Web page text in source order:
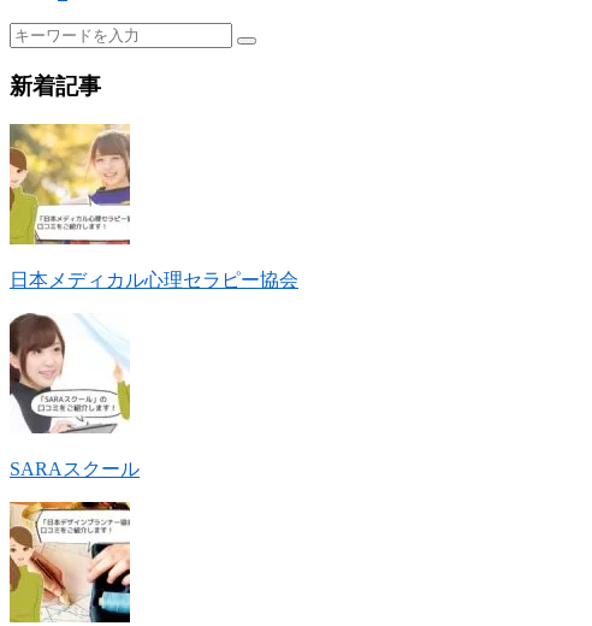
新着記事
日本メディカル心理セラピー協会
SARAスクール